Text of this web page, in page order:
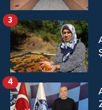
3
4